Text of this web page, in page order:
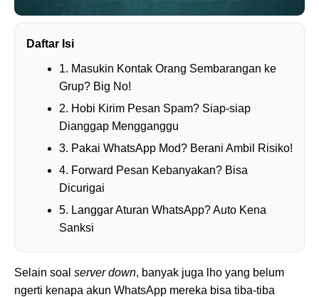
Daftar Isi
1. Masukin Kontak Orang Sembarangan ke
Grup? Big No!
2. Hobi Kirim Pesan Spam? Siap-siap
Dianggap Mengganggu
3. Pakai WhatsApp Mod? Berani Ambil Risiko!
4. Forward Pesan Kebanyakan? Bisa
Dicurigai
5. Langgar Aturan WhatsApp? Auto Kena
Sanksi
Selain soal server down, banyak juga lho yang belum
ngerti kenapa akun WhatsApp mereka bisa tiba-tiba